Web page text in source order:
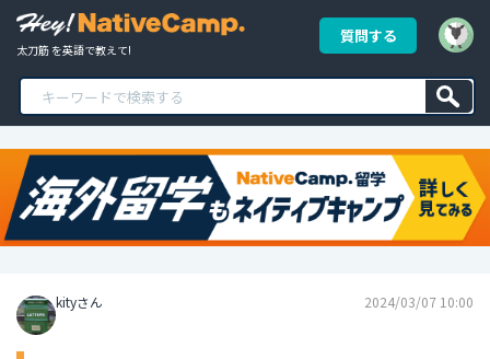
太刀筋 を英語で教えて!
質問する
kityさん 2024/03/07 10:00